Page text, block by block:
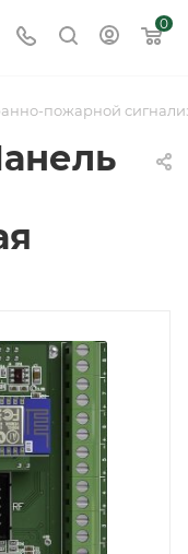
0
пожарной